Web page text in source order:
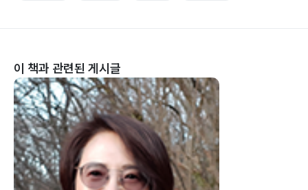
이 책과 관련된 게시글